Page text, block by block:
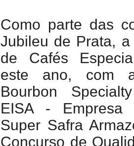
Como parte das
Jubileu de Prata,
de Cafés
este ano, com
Bourbon
EISA - Empresa
Super Safra
Concurso de